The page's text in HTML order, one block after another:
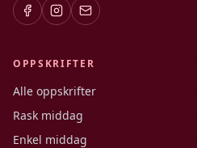
OPPSKRIFTER
Alle oppskrifter
Rask middag
Enkel middag